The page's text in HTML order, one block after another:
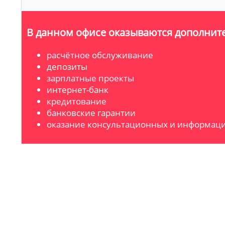
В данном офисе оказываются
расчётное обслуживание
депозиты
зарплатные проекты
интернет-банк
кредитование
банковские гарантии
оказание консультационных и